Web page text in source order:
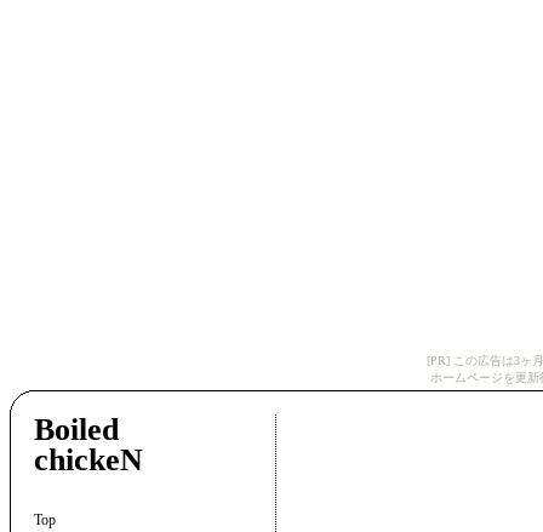
[PR] この広告は3ヶ
ホームページを更
Boiled
chickeN
Top